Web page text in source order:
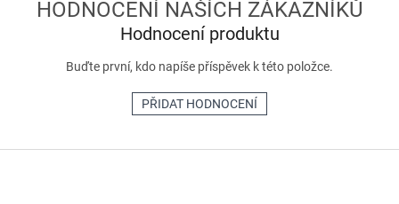
Hodnocení produktu
Buďte první, kdo napíše příspěvek k této položce.
PŘIDAT HODNOCENÍ